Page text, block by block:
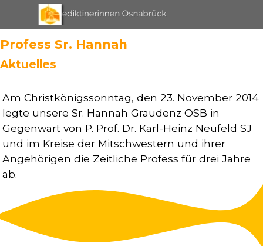
Direkt zum Seiteninhalt
Menü überspringen
Profess Sr. Hannah
Aktuelles
Am Christkönigssonntag, den 23. November 2014
legte unsere Sr. Hannah Graudenz OSB in
Gegenwart von P. Prof. Dr. Karl-Heinz Neufeld SJ
und im Kreise der Mitschwestern und ihrer
Angehörigen die Zeitliche Profess für drei Jahre
ab.